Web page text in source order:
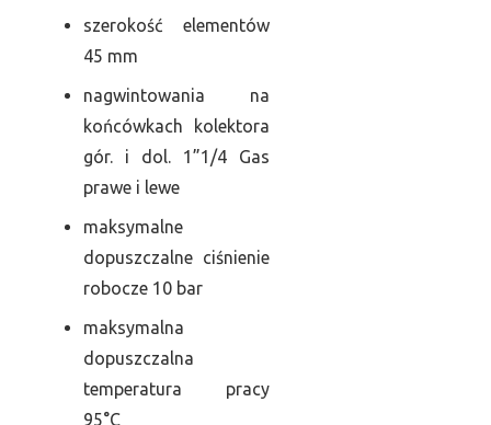
szerokość elementów
45 mm
nagwintowania na
końcówkach kolektora
gór. i dol. 1”1/4 Gas
prawe i lewe
maksymalne
dopuszczalne ciśnienie
robocze 10 bar
maksymalna
dopuszczalna
temperatura pracy
95°C